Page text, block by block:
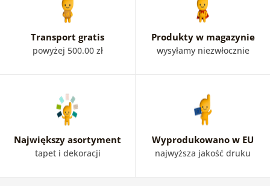
Transport gratis
powyżej 500.00 zł
Produkty w magazynie
wysyłamy niezwłocznie
Największy asortyment
tapet i dekoracji
Wyprodukowano w EU
najwyższa jakość druku